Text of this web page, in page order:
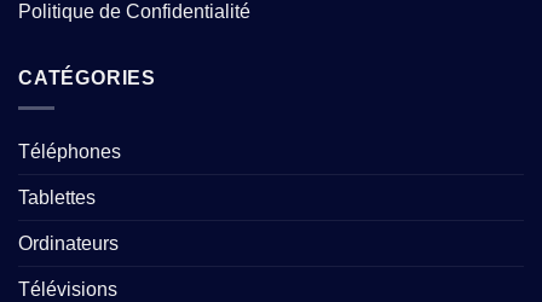
Politique de Confidentialité
CATÉGORIES
Téléphones
Tablettes
Ordinateurs
Télévisions